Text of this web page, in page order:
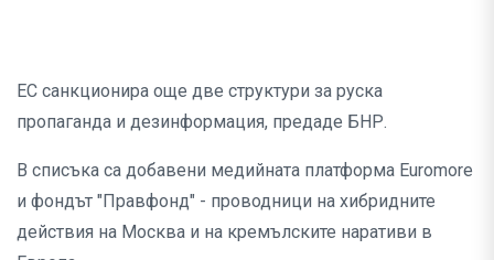
ЕС санкционира още две структури за руска
пропаганда и дезинформация, предаде БНР.
В списъка са добавени медийната платформа Euromore
и фондът "Правфонд" - проводници на хибридните
действия на Москва и на кремълските наративи в